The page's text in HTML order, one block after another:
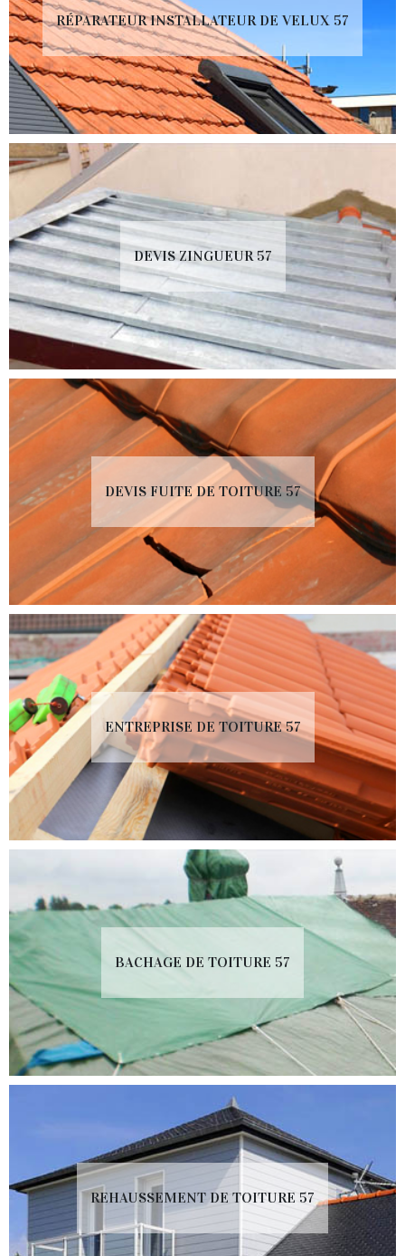
RÉPARATEUR INSTALLATEUR DE VELUX 57
DEVIS ZINGUEUR 57
DEVIS FUITE DE TOITURE 57
ENTREPRISE DE TOITURE 57
BACHAGE DE TOITURE 57
REHAUSSEMENT DE TOITURE 57